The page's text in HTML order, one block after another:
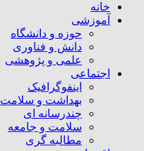
خانه
آموزشی
حوزه و دانشگاه
دانش و فناوری
علمی و پژوهشی
اجتماعی
اینفوگرافیک
بهداشت و سلامت
چندرسانه ای
سلامت و جامعه
مطالبه گری